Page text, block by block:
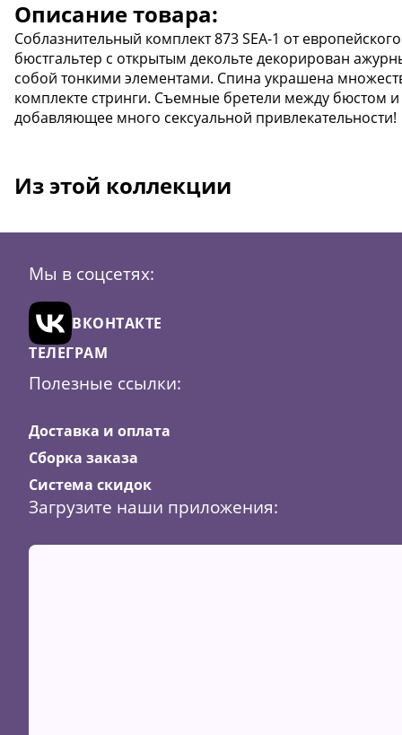
Описание товара:
Соблазнительный комплект 873 SEA-1 от
бюстгальтер с открытым декольте декорирован
собой тонкими элементами. Спина украшена
комплекте стринги. Съемные бретели между бюстом
добавляющее много сексуальной привлекательности!
Из этой коллекции
Мы в соцсетях:
ВКОНТАКТЕ
ТЕЛЕГРАМ
Полезные ссылки:
Доставка и оплата
Сборка заказа
Система скидок
Загрузите наши приложения: